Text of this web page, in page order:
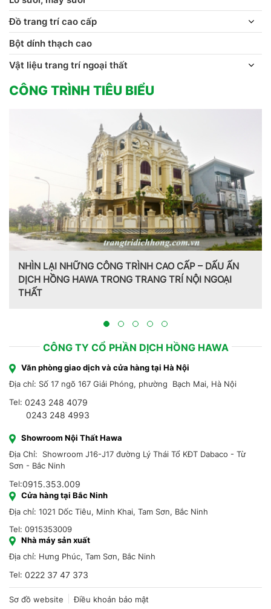
Đồ trang trí cao cấp
Bột dính thạch cao
Vật liệu trang trí ngoại thất
CÔNG TRÌNH TIÊU BIỂU
NHÌN LẠI NHỮNG CÔNG TRÌNH CAO CẤP – DẤU ẤN
DỊCH HỒNG HAWA TRONG TRANG TRÍ NỘI NGOẠI
THẤT
CÔNG TY CỔ PHẦN DỊCH HỒNG HAWA
Văn phòng giao dịch và cửa hàng tại Hà Nội
Địa chỉ: Số 17 ngõ 167 Giải Phóng, phường Bạch Mai, Hà Nội
Tel: 0243 248 4079
0243 248 4993
Showroom Nội Thất Hawa
Địa Chỉ: Showroom J16-J17 đường Lý Thái Tổ KĐT Dabaco - Từ
Sơn - Bắc Ninh
Tel:0915.353.009
Cửa hàng tại Bắc Ninh
Địa chỉ: 1021 Dốc Tiêu, Minh Khai, Tam Sơn, Bắc Ninh
Tel: 0915353009
Nhà máy sản xuất
Địa chỉ: Hưng Phúc, Tam Sơn, Bắc Ninh
Tel: 0222 37 47 373
Sơ đồ website Điều khoản bảo mật